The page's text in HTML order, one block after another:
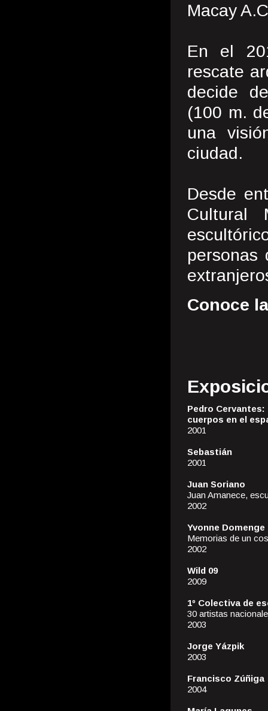
Macay
En el
rescate
decide
(100 m.
una
ciudad.
Desde
Cultural
personas
Conoce
Pedro
cuerpos en el
2001
Sebastián
2001
Juan Soriano
Juan Amanece,
2002
Yvonne Domenge
Memorias de un
2002
Wild 09
2009
1º Colectiva de
30 artistas
2003
Jorge Yázpik
2003
Francisco Zúñiga
2004